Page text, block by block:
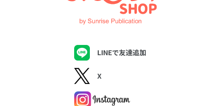
LINEで友達追加
X